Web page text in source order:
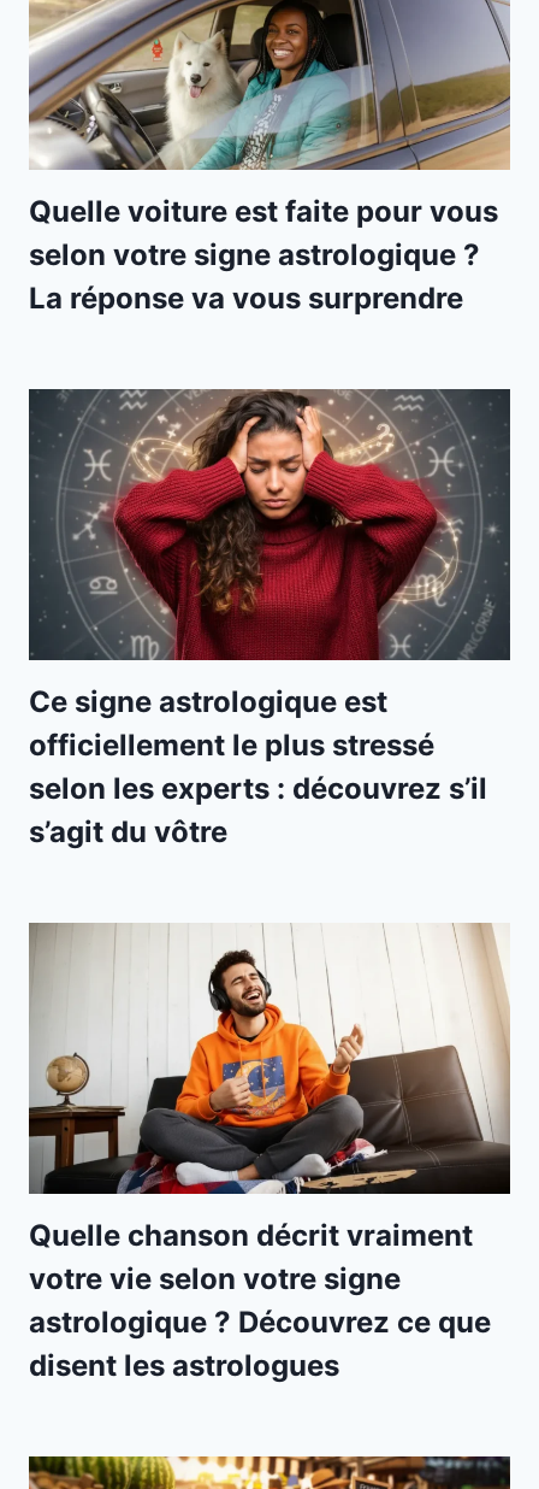
Quelle voiture est faite pour vous
selon votre signe astrologique ?
La réponse va vous surprendre
Ce signe astrologique est
officiellement le plus stressé
selon les experts : découvrez s’il
s’agit du vôtre
Quelle chanson décrit vraiment
votre vie selon votre signe
astrologique ? Découvrez ce que
disent les astrologues